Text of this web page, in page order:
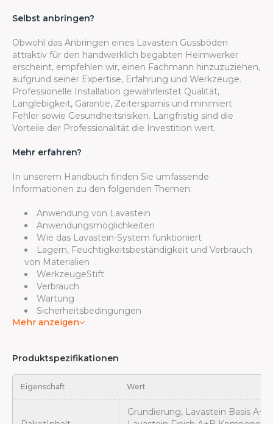
Selbst anbringen?
Obwohl das Anbringen eines Lavastein Gussböden
attraktiv für den handwerklich begabten Heimwerker
erscheint, empfehlen wir, einen Fachmann hinzuzuziehen,
aufgrund seiner Expertise, Erfahrung und Werkzeuge.
Professionelle Installation gewährleistet Qualität,
Langlebigkeit, Garantie, Zeitersparnis und minimiert
Fehler sowie Gesundheitsrisiken. Langfristig sind die
Vorteile der Professionalität die Investition wert.
Mehr erfahren?
In unserem Handbuch finden Sie umfassende
Informationen zu den folgenden Themen:
Anwendung von Lavastein
Anwendungsmöglichkeiten
Wie das Lavastein-System funktioniert
Lagern, Feuchtigkeitsbeständigkeit und Verbrauch
von Materialien
WerkzeugeStift
Verbrauch
Wartung
Sicherheitsbedingungen
Mehr anzeigen
Produktspezifikationen
Eigenschaft Wert
Grundierung, Lavastein Basis